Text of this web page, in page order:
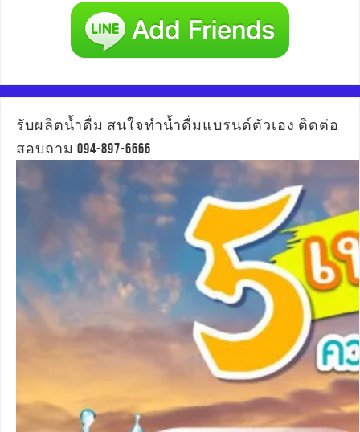
รับผลิตน้ำดื่ม สนใจทำน้ำดื่มแบรนด์ตัวเอง ติดต่อ
สอบถาม 094-897-6666